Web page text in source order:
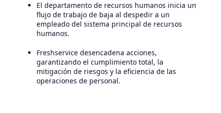
El departamento de recursos humanos inicia un
flujo de trabajo de baja al despedir a un
empleado del sistema principal de recursos
humanos.
Freshservice desencadena acciones,
garantizando el cumplimiento total, la
mitigación de riesgos y la eficiencia de las
operaciones de personal.